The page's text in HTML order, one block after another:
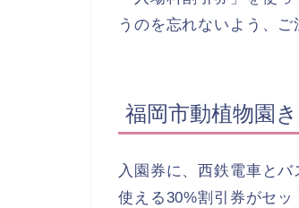
うのを忘れないよう、ご
福岡市動植物園
入園券に、西鉄電車と
使える30%割引券がセ